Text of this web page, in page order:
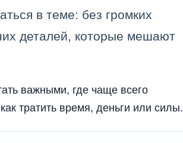
в теме: без громких
деталей, которые мешают
важными, где чаще всего
тратить время, деньги или силы.